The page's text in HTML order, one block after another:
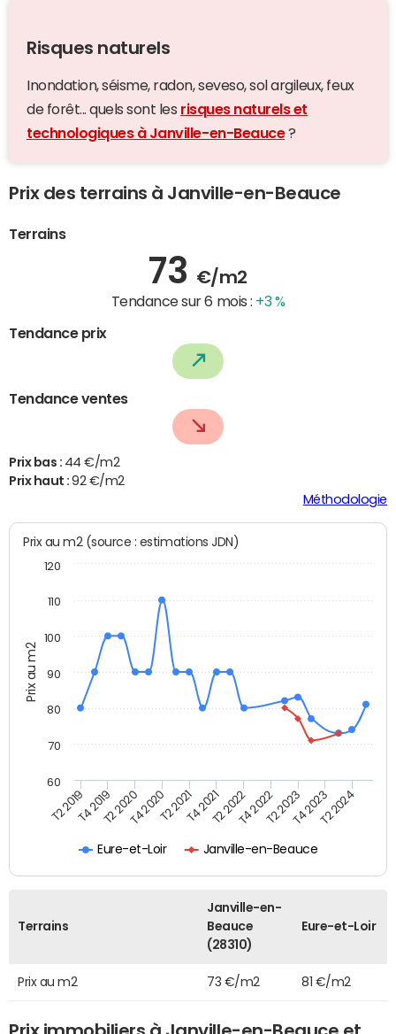
Risques naturels
Inondation, séisme, radon, seveso, sol argileux, feux
de forêt... quels sont les risques naturels et
technologiques à Janville-en-Beauce?
Prix des terrains à Janville-en-Beauce
Terrains
73 €/m2
Tendance sur 6 mois : +3 %
Tendance prix
Tendance ventes
Prix bas : 44 €/m2
Prix haut :92 €/m2
Méthodologie
Prix au m2
Prix au m2 (source : estimations JDN)
Eure-et-Loir Janville-en-Beauce
T2 2019T4 2019T2 2020T4 2020T2 2021T4 2021T2 2022T4 2022T2 2023T4 2023T2 2024
60
70
80
90
100
110
120
Terrains
Janville-en-
Beauce
(28310)
Eure-et-Loir
Prix au m2 73 €/m2 81 €/m2
Prix immobiliers à Janville-en-Beauce et